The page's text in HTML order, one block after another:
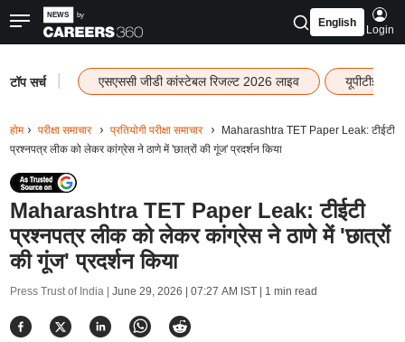
English
Login
टॉप सर्च एसएससी जीडी कांस्टेबल रिजल्ट 2026 लाइव यूपीटीईटी
होम परीक्षा समाचार प्रतियोगी परीक्षा समाचार
Maharashtra TET Paper Leak: टीईटी
प्रश्नपत्र लीक को लेकर कांग्रेस ने ठाणे में 'छात्रों की गूंज' प्रदर्शन किया
Maharashtra TET Paper Leak: टीईटी
प्रश्नपत्र लीक को लेकर कांग्रेस ने ठाणे में 'छात्रों
की गूंज' प्रदर्शन किया
Press Trust of India | June 29, 2026 | 07:27 AM IST| 1 min read